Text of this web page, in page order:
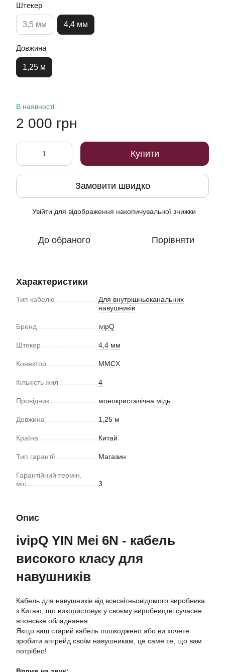
Штекер
3,5 мм 4,4 мм
Довжина
1,25 м
В наявності
2 000 грн
Купити
Замовити швидко
Увійти для відображення накопичувальної знижки
До обраного Порівняти
Характеристики
Тип кабелю
Для внутрішньоканальних
навушників
Бренд ivipQ
Штекер 4,4 мм
Конектор MMCX
Кількість жил 4
Провідник монокристалічна мідь
Довжина 1,25 м
Країна Китай
Тип гарантії Магазин
Гарантійний термін,
міс.
3
Опис
ivipQ YIN Mei 6N - кабель
високого класу для
навушників
Кабель для навушників від всесвітньовідомого виробника
з Китаю, що використовує у своєму виробництві сучасне
японське обладнання.
Якщо ваш старий кабель пошкоджено або ви хочете
зробити апгрейд своїм навушникам, це саме те, що вам
потрібно!